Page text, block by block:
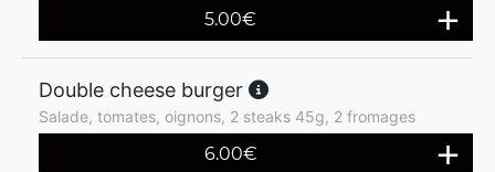
5.00€
Double cheese burger
Salade, tomates, oignons, 2 steaks 45g, 2 fromages
6.00€